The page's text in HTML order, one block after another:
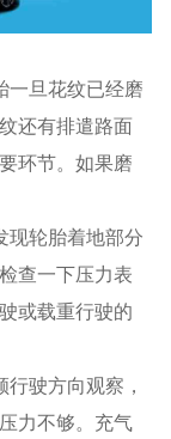
一旦花纹已经磨
还有排遣路面
环节。如果磨
现轮胎着地部分
查一下压力表
或载重行驶的
驶方向观察，
力不够。充气